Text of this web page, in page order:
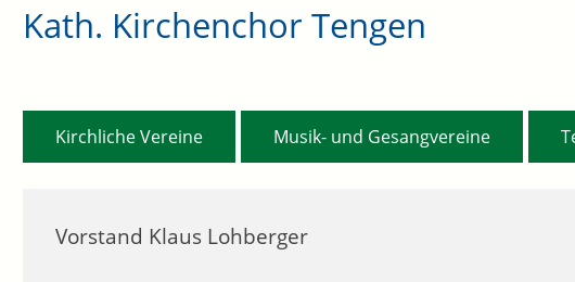
Kath. Kirchenchor Tengen
Vorstand Klaus Lohberger
Kirchliche Vereine Musik- und Gesangvereine